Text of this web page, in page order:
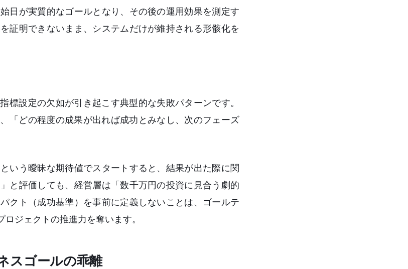
日が実質的なゴールとなり、その後の運用効果を測定す
証明できないまま、システムだけが維持される形骸化を
標設定の欠如が引き起こす典型的な失敗パターンです。
「どの程度の成果が出れば成功とみなし、次のフェーズ
いう曖昧な期待値でスタートすると、結果が出た際に関
と評価しても、経営層は「数千万円の投資に見合う劇的
クト（成功基準）を事前に定義しないことは、ゴールテ
ジェクトの推進力を奪います。
スゴールの乖離